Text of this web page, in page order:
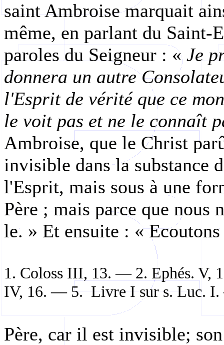
saint Ambroise marquait
même, en parlant du Saint-
paroles du Seigneur : «Je
donnera un autre
l'Esprit de vérité que ce
le voit pas et ne le connaît
Ambroise, que le Christ
invisible dans la substance
l'Esprit, mais sous à une
Père ; mais parce que nous
le. » Et ensuite : «
1. Coloss III, 13. — 2. Ephés.
IV, 16. — 5. Livre I sur s. Luc.
Père, car il est invisible;